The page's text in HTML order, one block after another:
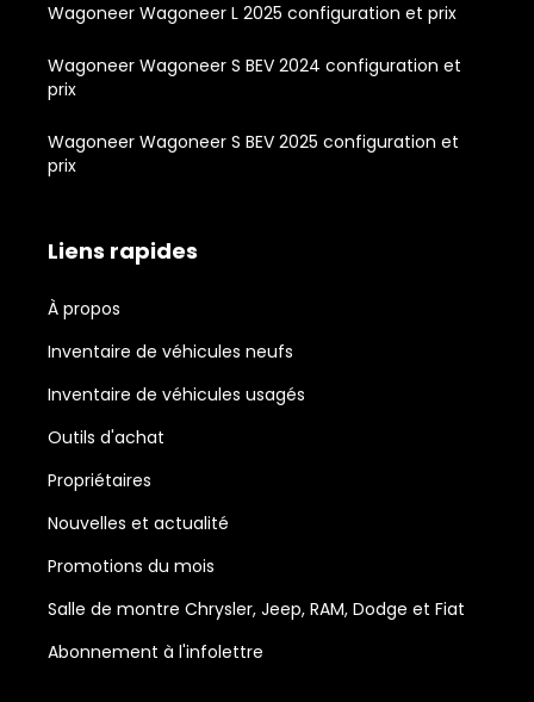
Wagoneer Wagoneer L 2025 configuration et prix
Wagoneer Wagoneer S BEV 2024 configuration et
prix
Wagoneer Wagoneer S BEV 2025 configuration et
prix
Liens rapides
À propos
Inventaire de véhicules neufs
Inventaire de véhicules usagés
Outils d'achat
Propriétaires
Nouvelles et actualité
Promotions du mois
Salle de montre Chrysler, Jeep, RAM, Dodge et Fiat
Abonnement à l'infolettre